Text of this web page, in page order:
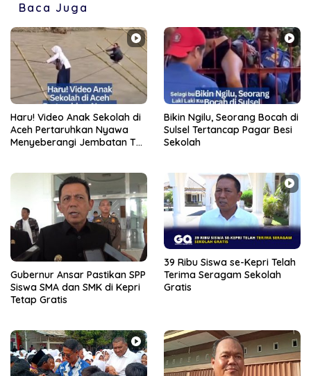
Baca Juga
Haru! Video Anak Sekolah di
Aceh Pertaruhkan Nyawa
Menyeberangi Jembatan Tali
Bikin Ngilu, Seorang Bocah di
Sulsel Tertancap Pagar Besi
Sekolah
Gubernur Ansar Pastikan SPP
Siswa SMA dan SMK di Kepri
Tetap Gratis
39 Ribu Siswa se-Kepri Telah
Terima Seragam Sekolah
Gratis